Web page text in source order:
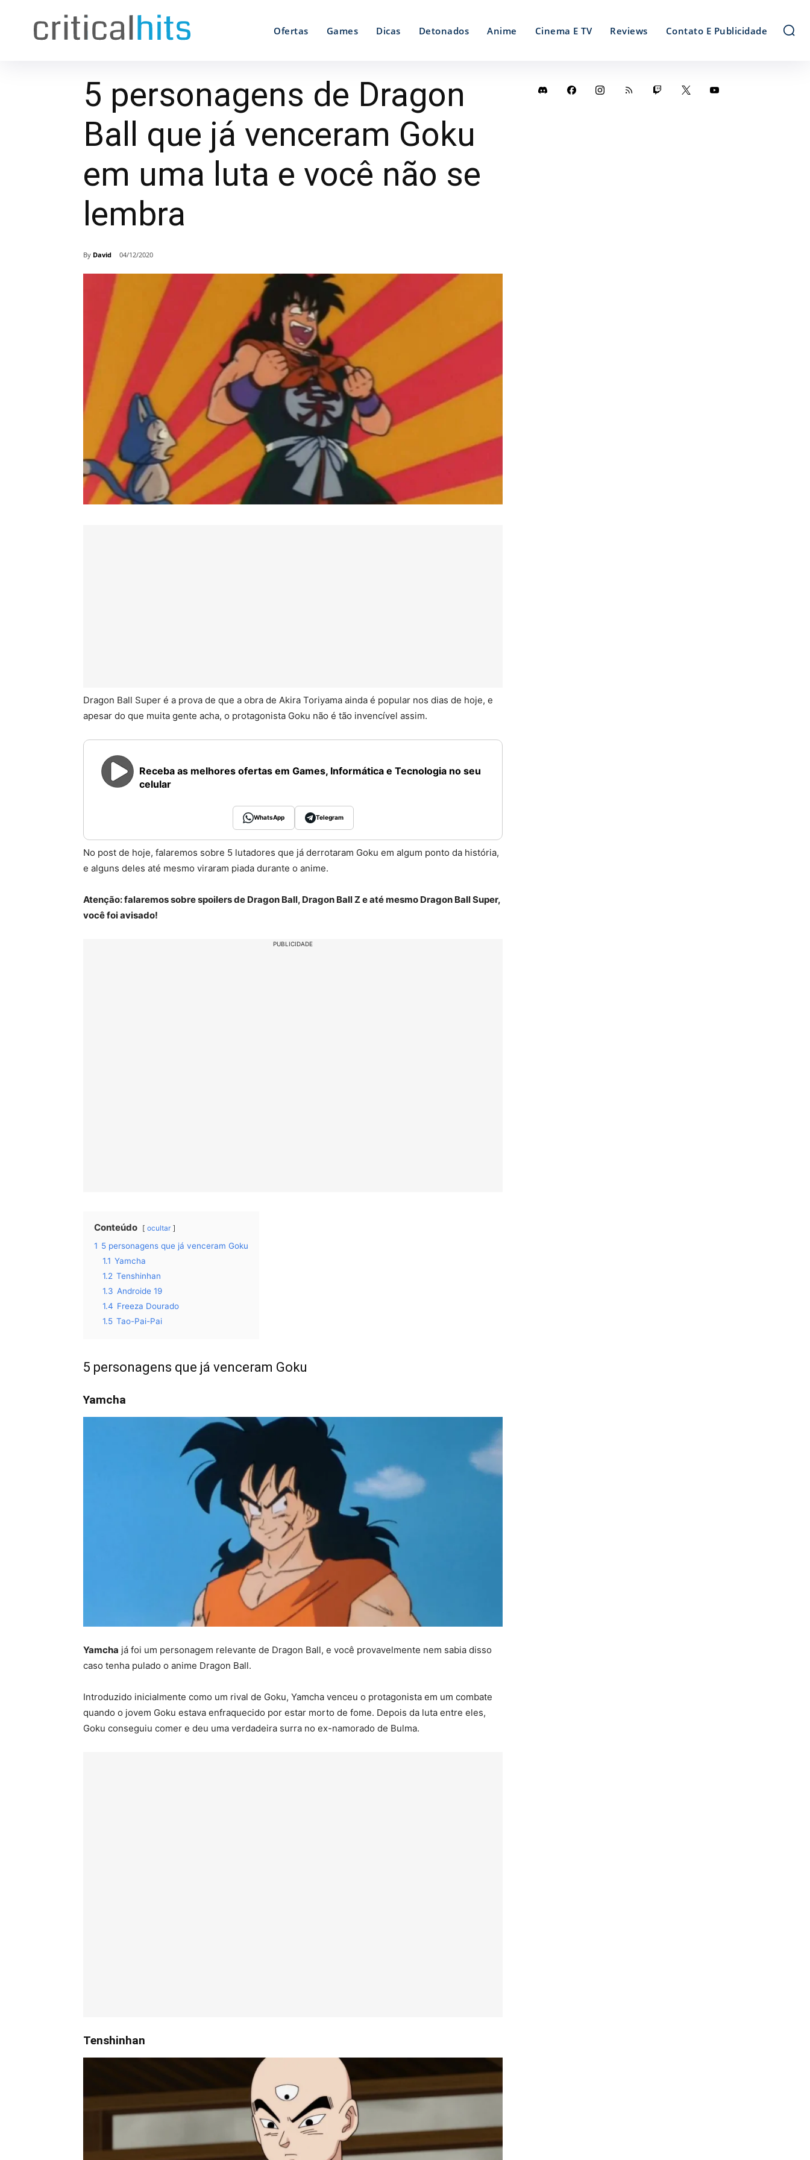
Ofertas Games Dicas Detonados Anime Cinema E TV Reviews Contato E Publicidade
5 personagens de Dragon
Ball que já venceram Goku
em uma luta e você não se
lembra
By David 04/12/2020
Dragon Ball Super é a prova de que a obra de Akira Toriyama ainda é popular nos dias de hoje, e
apesar do que muita gente acha, o protagonista Goku não é tão invencível assim.
Receba as melhores ofertas em Games, Informática e Tecnologia no seu
celular
WhatsApp Telegram
No post de hoje, falaremos sobre 5 lutadores que já derrotaram Goku em algum ponto da história,
e alguns deles até mesmo viraram piada durante o anime.
Atenção: falaremos sobre spoilers de Dragon Ball, Dragon Ball Z e até mesmo Dragon Ball Super,
você foi avisado!
PUBLICIDADE
Conteúdo ocultar
1 5 personagens que já venceram Goku
1.1 Yamcha
1.2 Tenshinhan
1.3 Androide 19
1.4 Freeza Dourado
1.5 Tao-Pai-Pai
5 personagens que já venceram Goku
Yamcha
Yamcha já foi um personagem relevante de Dragon Ball, e você provavelmente nem sabia disso
caso tenha pulado o anime Dragon Ball.
Introduzido inicialmente como um rival de Goku, Yamcha venceu o protagonista em um combate
quando o jovem Goku estava enfraquecido por estar morto de fome. Depois da luta entre eles,
Goku conseguiu comer e deu uma verdadeira surra no ex-namorado de Bulma.
Tenshinhan